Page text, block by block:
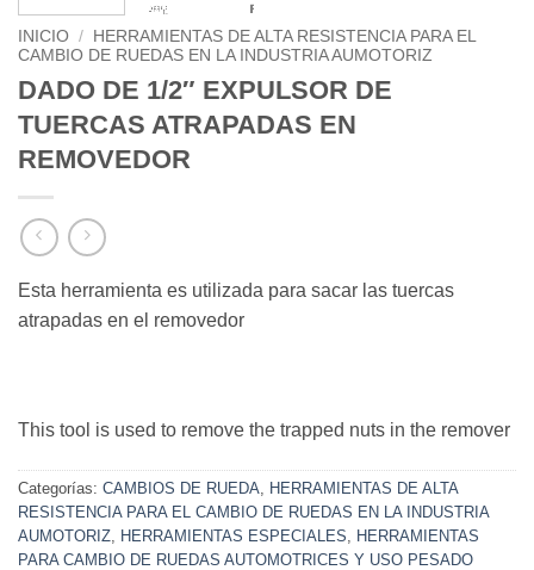
INICIO / HERRAMIENTAS DE ALTA RESISTENCIA PARA EL
CAMBIO DE RUEDAS EN LA INDUSTRIA AUMOTORIZ
DADO DE 1/2″ EXPULSOR DE
TUERCAS ATRAPADAS EN
REMOVEDOR
Esta herramienta es utilizada para sacar las tuercas
atrapadas en el removedor
This tool is used to remove the trapped nuts in the remover
Categorías: CAMBIOS DE RUEDA
HERRAMIENTAS DE ALTA
RESISTENCIA PARA EL CAMBIO DE RUEDAS EN LA INDUSTRIA
AUMOTORIZ HERRAMIENTAS ESPECIALES
HERRAMIENTAS
PARA CAMBIO DE RUEDAS AUTOMOTRICES Y USO PESADO